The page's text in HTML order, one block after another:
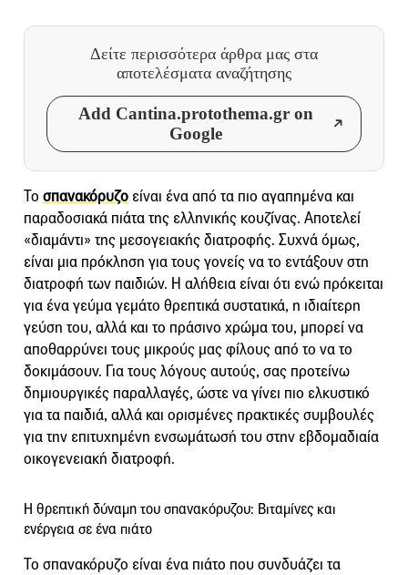
Δείτε περισσότερα άρθρα μας στα
αποτελέσματα αναζήτησης
Add Cantina.protothema.gr on
Google
Το σπανακόρυζο είναι ένα από τα πιο αγαπημένα και
παραδοσιακά πιάτα της ελληνικής κουζίνας. Αποτελεί
«διαμάντι» της μεσογειακής διατροφής. Συχνά όμως,
είναι μια πρόκληση για τους γονείς να το εντάξουν στη
διατροφή των παιδιών. Η αλήθεια είναι ότι ενώ πρόκειται
για ένα γεύμα γεμάτο θρεπτικά συστατικά, η ιδιαίτερη
γεύση του, αλλά και το πράσινο χρώμα του, μπορεί να
αποθαρρύνει τους μικρούς μας φίλους από το να το
δοκιμάσουν. Για τους λόγους αυτούς, σας προτείνω
δημιουργικές παραλλαγές, ώστε να γίνει πιο ελκυστικό
για τα παιδιά, αλλά και ορισμένες πρακτικές συμβουλές
για την επιτυχημένη ενσωμάτωσή του στην εβδομαδιαία
οικογενειακή διατροφή.
Η θρεπτική δύναμη του σπανακόρυζου: Βιταμίνες και
ενέργεια σε ένα πιάτο
Το σπανακόρυζο είναι ένα πιάτο που συνδυάζει τα